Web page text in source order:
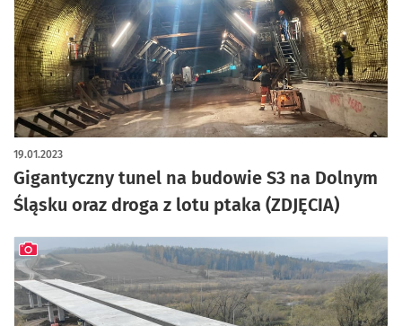
Gigantyczny tunel na budowie S3 na Dolnym
Śląsku oraz droga z lotu ptaka (ZDJĘCIA)
19.01.2023
artykuł z galerią zdjęć